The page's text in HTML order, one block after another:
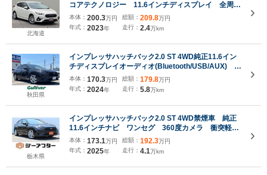
北海道
コアテクノロジー 11.6インチディスプレイ 全周囲
カメラ ナビTV シートヒーター/ステアヒーター
ETC BSM パドルシフト プッシュスタート リ
アフォグ SI-DRIVE 本州仕入れ
本体： 200.3万円
年式： 2023年
総額： 209.8万円
走行： 2.4万km
秋田県
インプレッサハッチバック2.0 ST 4WD純正11.6イン
チディスプレイオーディオ(Bluetooth/USB/AUX)
USB入力端子 バックカメラ 社外前方ドライブレコ
ーダー ビルトインETC 追従クルーズコントロー
ル ツーリングアシスト 前席シートエアコン
本体： 170.3万円
年式： 2024年
総額： 179.8万円
走行： 5.8万km
栃木県
インプレッサハッチバック2.0 ST 4WD禁煙車 純正
11.6インチナビ ワンセグ 360度カメラ 衝突軽
減 アダプティブクルーズコントロール クリアラン
スソナー 電動格納ミラー レーンアシスト パーク
アシスト シートヒーター Bluetooth接続
本体： 173.1万円
年式： 2025年
総額： 192.3万円
走行： 4.1万km